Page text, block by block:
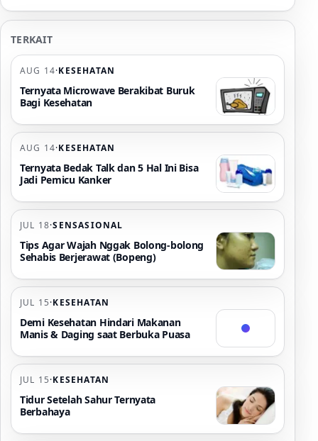
TERKAIT
AUG 14·KESEHATAN
Ternyata Microwave Berakibat Buruk
Bagi Kesehatan
AUG 14·KESEHATAN
Ternyata Bedak Talk dan 5 Hal Ini Bisa
Jadi Pemicu Kanker
JUL 18·SENSASIONAL
Tips Agar Wajah Nggak Bolong-bolong
Sehabis Berjerawat (Bopeng)
JUL 15·KESEHATAN
Demi Kesehatan Hindari Makanan
Manis & Daging saat Berbuka Puasa
JUL 15·KESEHATAN
Tidur Setelah Sahur Ternyata
Berbahaya